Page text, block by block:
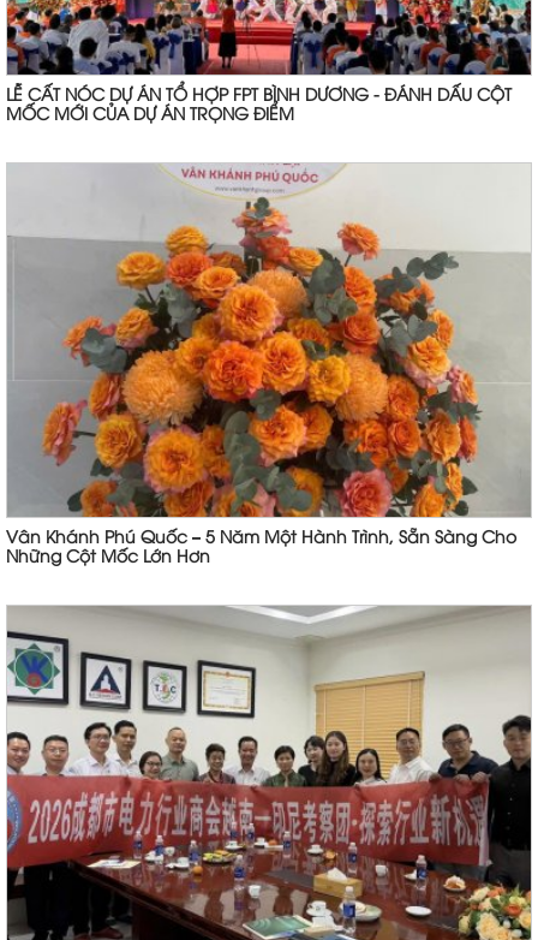
LỄ CẤT NÓC DỰ ÁN TỔ HỢP FPT BÌNH DƯƠNG - ĐÁNH DẤU CỘT
MỐC MỚI CỦA DỰ ÁN TRỌNG ĐIỂM
Vân Khánh Phú Quốc – 5 Năm Một Hành Trình, Sẵn Sàng Cho
Những Cột Mốc Lớn Hơn